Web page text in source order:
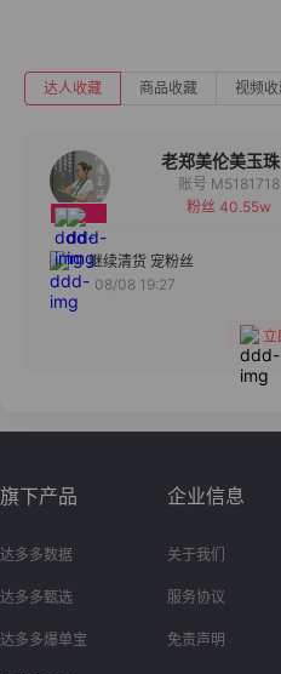
达人收藏 商品收藏 视频
老郑美伦美玉
备注
账号 M5181718
粉丝 40.55w
继续清货 宠粉丝
08/08 19:27
立
旗下产品
达多多数据
达多多甄选
达多多爆单宝
企业信息
关于我们
服务协议
免责声明